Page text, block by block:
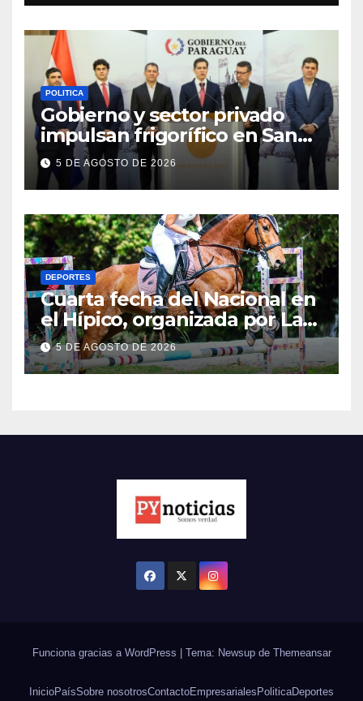
POLITICA
Gobierno y sector privado
impulsan frigorífico en San
Pedro
5 DE AGOSTO DE 2026
DEPORTES
Cuarta fecha del Nacional en
el Hípico, organizada por La
Fortaleza
5 DE AGOSTO DE 2026
Funciona gracias a WordPress Tema: Newsup de Themeansar
InicioPaísSobre nosotrosContactoEmpresariales PoliticaDeportes